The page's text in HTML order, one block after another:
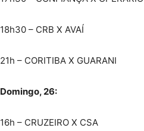
18h30 – CRB X AVAÍ
21h – CORITIBA X GUARANI
Domingo, 26:
16h – CRUZEIRO X CSA